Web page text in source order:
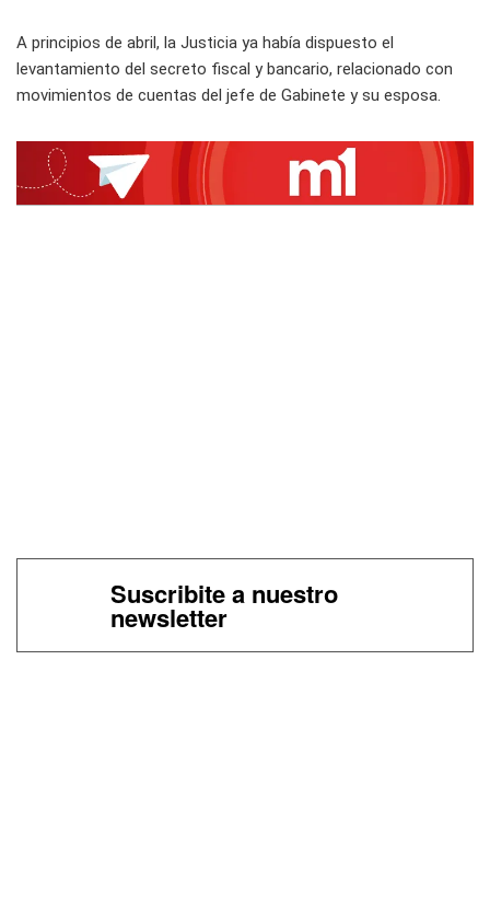
A principios de abril, la Justicia ya había dispuesto el
levantamiento del secreto fiscal y bancario, relacionado con
movimientos de cuentas del jefe de Gabinete y su esposa.
Suscribite a nuestro
newsletter